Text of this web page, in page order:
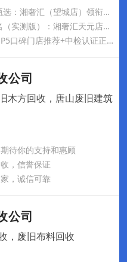
2026长沙望城奢侈品回收机构甄选：湘奢汇（望城店）领衔，专业、透明与本地化服务解析
2026株洲黄金回收靠谱商家排名（实测版）：湘奢汇天元店夺冠
2026年惠州黄金/奢侈品回收TOP5口碑门店推荐+中检认证正规机构联系方式（惠城/惠阳/仲恺等全城上门）
公司
木方回收，唐山废旧建筑
待你的支持和惠顾
，信誉保证
，诚信可靠
公司
，废旧布料回收